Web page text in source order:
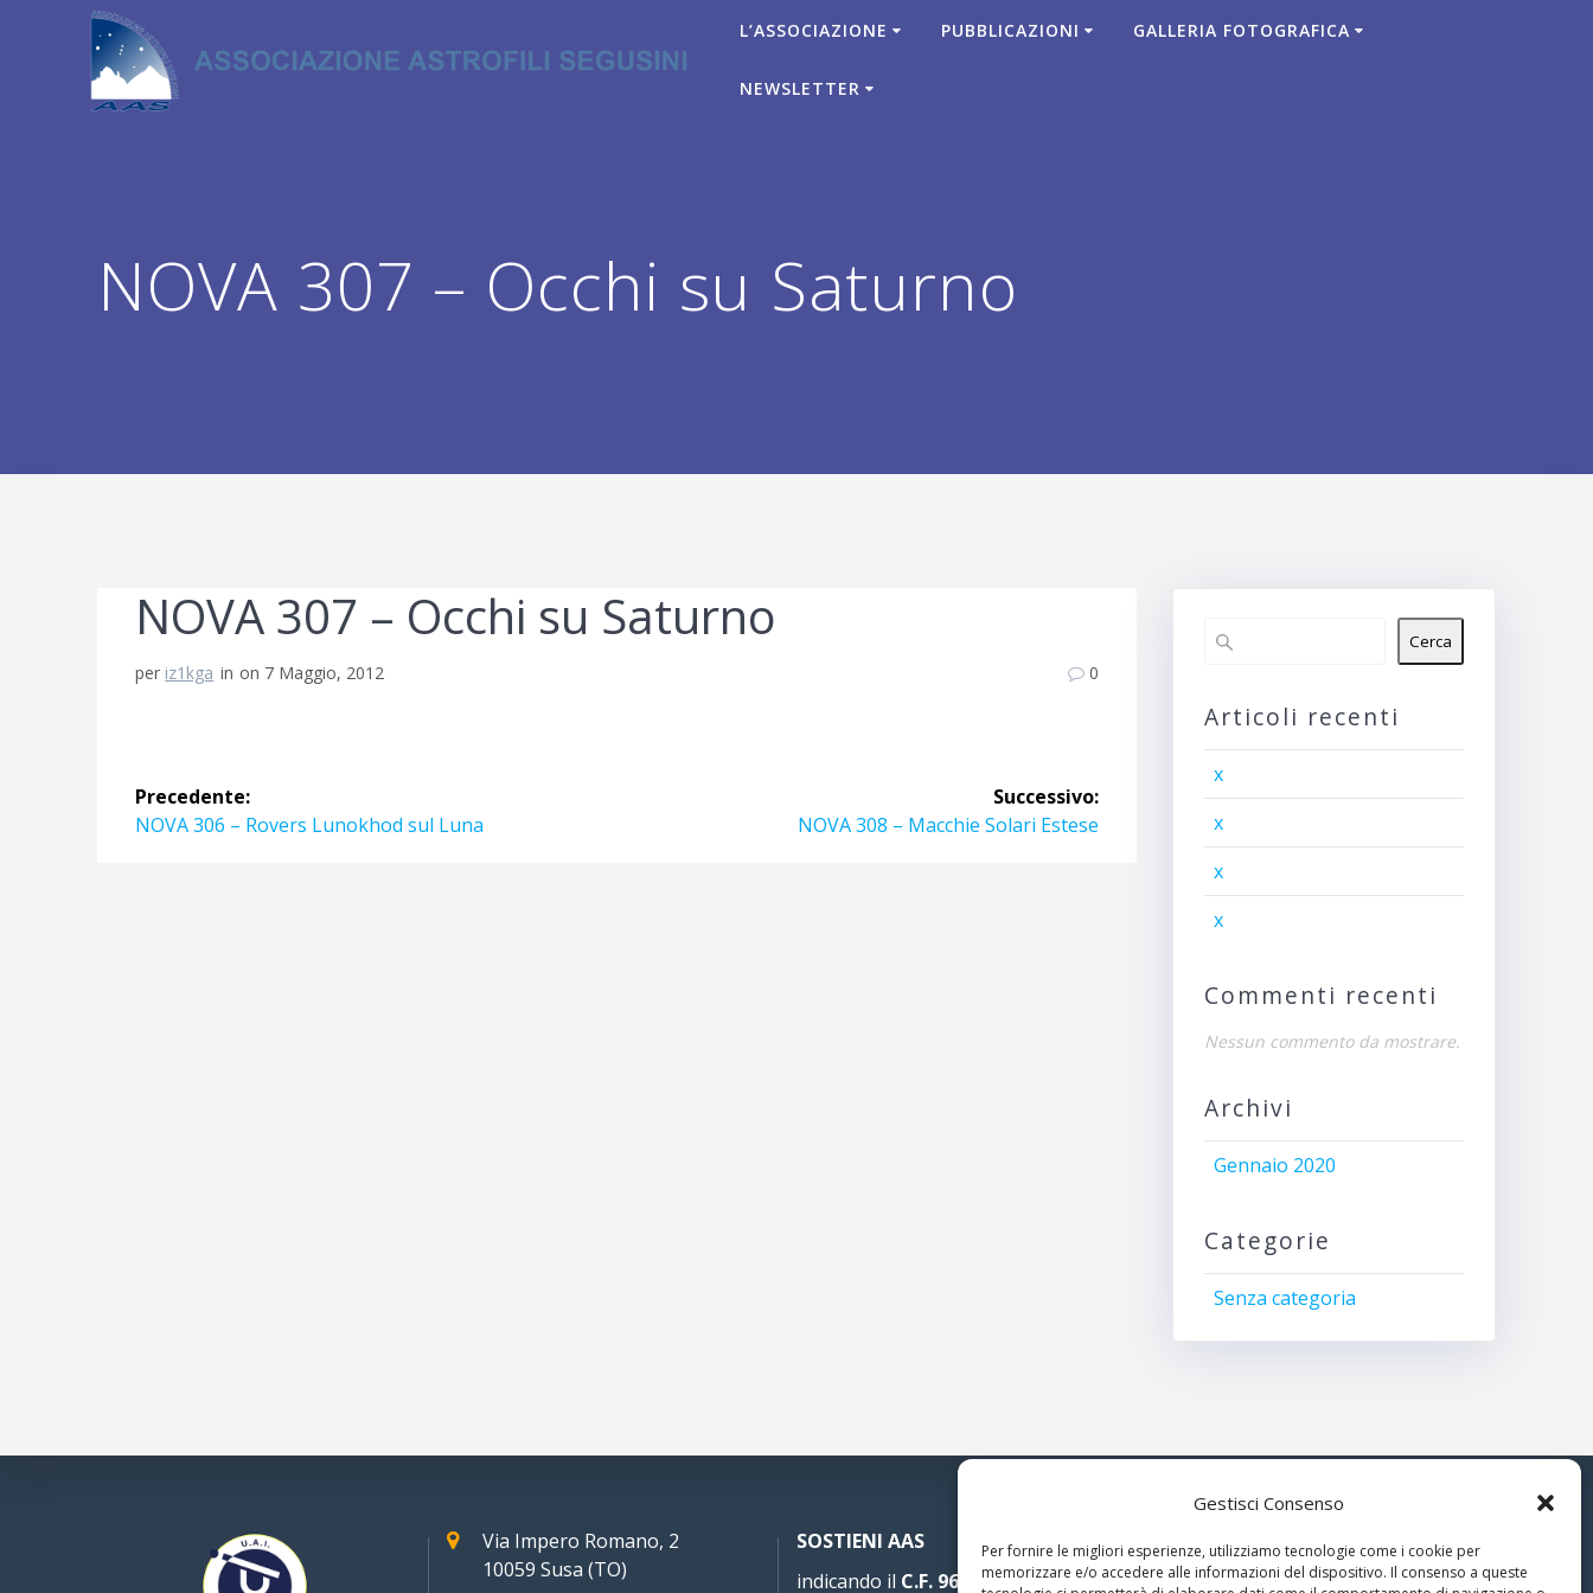
Gestisci Consenso
Per fornire le migliori esperienze, utilizziamo tecnologie come i cookie per
memorizzare e/o accedere alle informazioni del dispositivo. Il consenso a queste
L’ASSOCIAZIONE PUBBLICAZIONI GALLERIA FOTOGRAFICA
NEWSLETTER
NOVA 307 – Occhi su Saturno
NOVA 307 – Occhi su Saturno
per iz1kga in on 7 Maggio, 2012 0
Navigazione
articoli
Precedente:
Articolo
NOVA 306 – Rovers Lunokhod sul Luna
Successivo:
Articolo
NOVA 308 – Macchie Solari Estese
Cerca
Articoli recenti
x
x
x
x
Commenti recenti
Nessun commento da mostrare.
Archivi
Gennaio 2020
Categorie
Senza categoria
Via Impero Romano, 2
10059 Susa (TO)
SOSTIENI AAS
indicando il C.F. 96020930010nella
© 2026 Associazione Astrofili
Segusini